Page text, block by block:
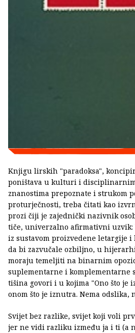
Knjigu lirskih "paradoksa",
poništava u kulturi i
znanostima prepoznate i strukom
proturječnosti, treba čitati kao
prozi čiji je zajednički nazivnik
tiče, univerzalno afirmativni uzvik:
iz sustavom proizvedene letargije
da bi zazvučale ozbiljno, u
moraju temeljiti na binarnim
suplementarne i komplementarne
tišina govori i u kojima "Ono što je
onom što je iznutra. Nema odslika,
Svijet bez razlike, svijet koji voli
jer ne vidi razliku između ja i ti (a